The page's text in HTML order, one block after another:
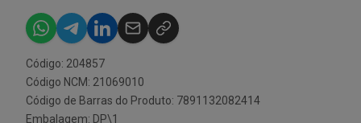
Código: 204857
Código NCM: 21069010
Código de Barras do Produto: 7891132082414
Embalagem: DP\1